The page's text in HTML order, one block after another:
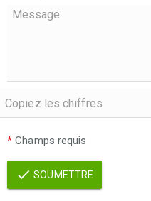
* Champs requis
SOUMETTRE